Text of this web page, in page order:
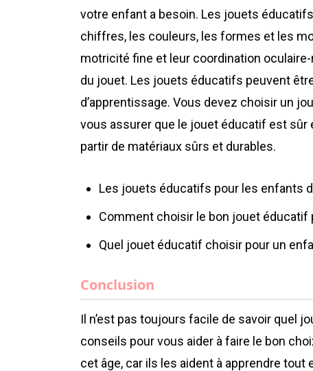
votre enfant a besoin. Les jouets
chiffres, les couleurs, les formes et les
motricité fine et leur coordination
du jouet. Les jouets éducatifs peuvent
d’apprentissage. Vous devez choisir un
vous assurer que le jouet éducatif est
partir de matériaux sûrs et durables.
Les jouets éducatifs pour les enfants
Comment choisir le bon jouet éducatif
Quel jouet éducatif choisir pour un
Conclusion
Il n’est pas toujours facile de savoir quel
conseils pour vous aider à faire le bon
cet âge, car ils les aident à apprendre tout